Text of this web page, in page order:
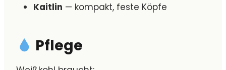
Kaitlin — kompakt, feste Köpfe
Pflege